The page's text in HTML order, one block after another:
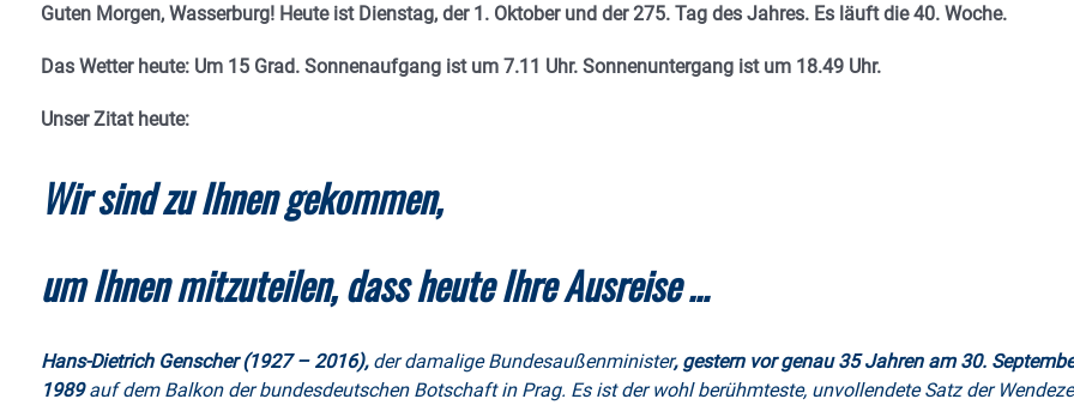
Guten Morgen, Wasserburg! Heute ist Dienstag, der 1. Oktober und der 275. Tag des Jahres. Es läuft die 40. Woche.
Das Wetter heute: Um 15 Grad. Sonnenaufgang ist um 7.11 Uhr. Sonnenuntergang ist um 18.49 Uhr.
Unser Zitat heute:
Wir sind zu Ihnen gekommen,
um Ihnen mitzuteilen, dass heute Ihre Ausreise …
Hans-Dietrich Genscher (1927 – 2016), der damalige Bundesaußenminister, gestern vor genau 35 Jahren am 30.
1989auf dem Balkon der bundesdeutschen Botschaft in Prag. Es ist der wohl berühmteste, unvollendete Satz der